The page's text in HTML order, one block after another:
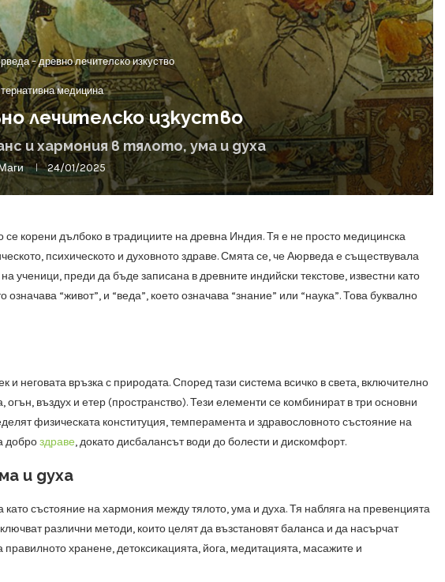
– древно лечителско изкуство
медицина
лечителско изкуство
и хармония в тялото, ума и духа
24/01/2025
се корени дълбоко в традициите на древна Индия. Тя е не просто медицинска
психическото и духовното здраве. Смята се, че Аюрведа е съществувала
ученици, преди да бъде записана в древните индийски текстове, известни като
“живот”, и “веда”, което означава “знание” или “наука”. Това буквално
неговата връзка с природата. Според тази система всичко в света, включително
въздух и етер (пространство). Тези елементи се комбинират в три основни
физическата конституция, темперамента и здравословното състояние на
доброздраве, докато дисбалансът води до болести и дискомфорт.
и духа
състояние на хармония между тялото, ума и духа. Тя набляга на превенцията
различни методи, които целят да възстановят баланса и да насърчат
хранене, детоксикацията, йога, медитацията, масажите и